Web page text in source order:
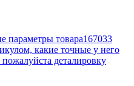
параметры товара167033
какие точные у него
деталировку